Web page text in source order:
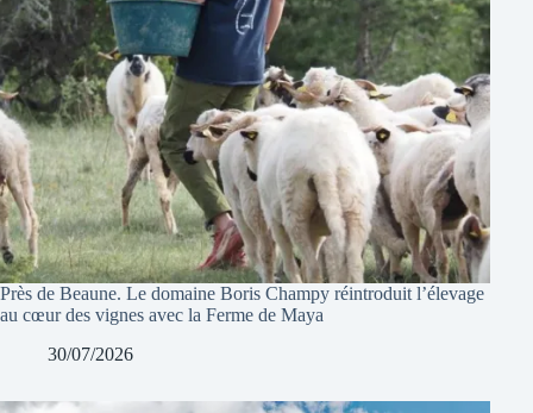
Près de Beaune. Le domaine Boris Champy réintroduit l’élevage
au cœur des vignes avec la Ferme de Maya
30/07/2026